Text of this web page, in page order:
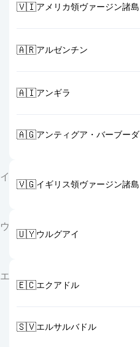
🇻🇮アメリカ領ヴァージン諸島
🇦🇷アルゼンチン
🇦🇮アンギラ
🇦🇬アンティグア・バーブーダ
イ
🇻🇬イギリス領ヴァージン諸島
ウ
🇺🇾ウルグアイ
エ
🇪🇨エクアドル
🇸🇻エルサルバドル